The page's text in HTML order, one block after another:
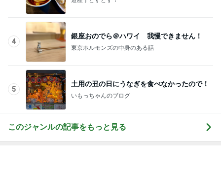
4
銀座おのでら＠ハワイ 我慢できません！
東京ホルモンズの中身のある話
5
土用の丑の日にうなぎを食べなかったので！
いもっちゃんのブログ
このジャンルの記事をもっと見る